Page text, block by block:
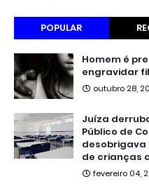
POPULAR
Homem é
engravidar
outubro 28,
Juíza
Público de
desobrigava
de crianças
fevereiro 04,